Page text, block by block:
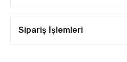
Sipariş İşlemleri